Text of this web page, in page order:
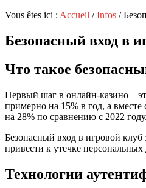
Vous êtes ici : Accueil / Infos /
Безопасный вход в
Что такое
Первый шаг в онлайн‑казино –
примерно на 15% в год, а
на 28% по сравнению с 2022 году.
Безопасный вход в игровой
привести к утечке
Технологии